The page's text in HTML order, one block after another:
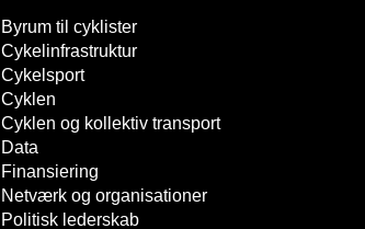
Byrum til cyklister
Cykelinfrastruktur
Cykelsport
Cyklen
Cyklen og kollektiv transport
Data
Finansiering
Netværk og organisationer
Politisk lederskab